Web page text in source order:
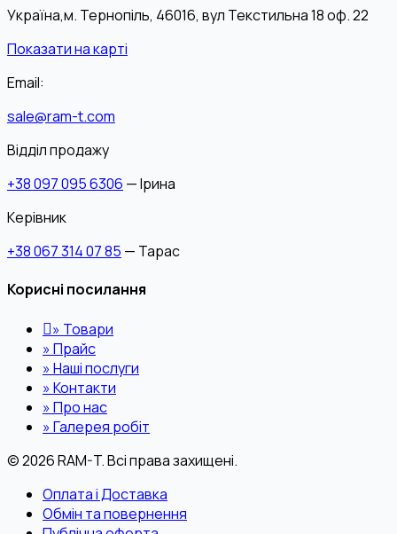
Україна,м. Тернопіль, 46016, вул Текстильна 18 оф. 22
Показати на карті
Email:
sale@ram-t.com
Відділ продажу
+38 097 095 6306 — Ірина
Керівник
+38 067 314 07 85 — Тарас
Корисні посилання
» Товари
»Прайс
»Наші послуги
»Контакти
»Про нас
»Галерея робіт
© 2026 RAM-T. Всі права захищені.
Оплата і Доставка
Обмін та повернення